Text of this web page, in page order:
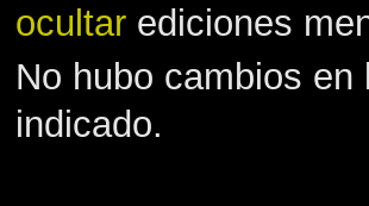
ocultarediciones
No hubo cambios
indicado.